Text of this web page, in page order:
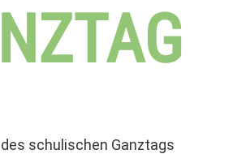
schulischen Ganztags